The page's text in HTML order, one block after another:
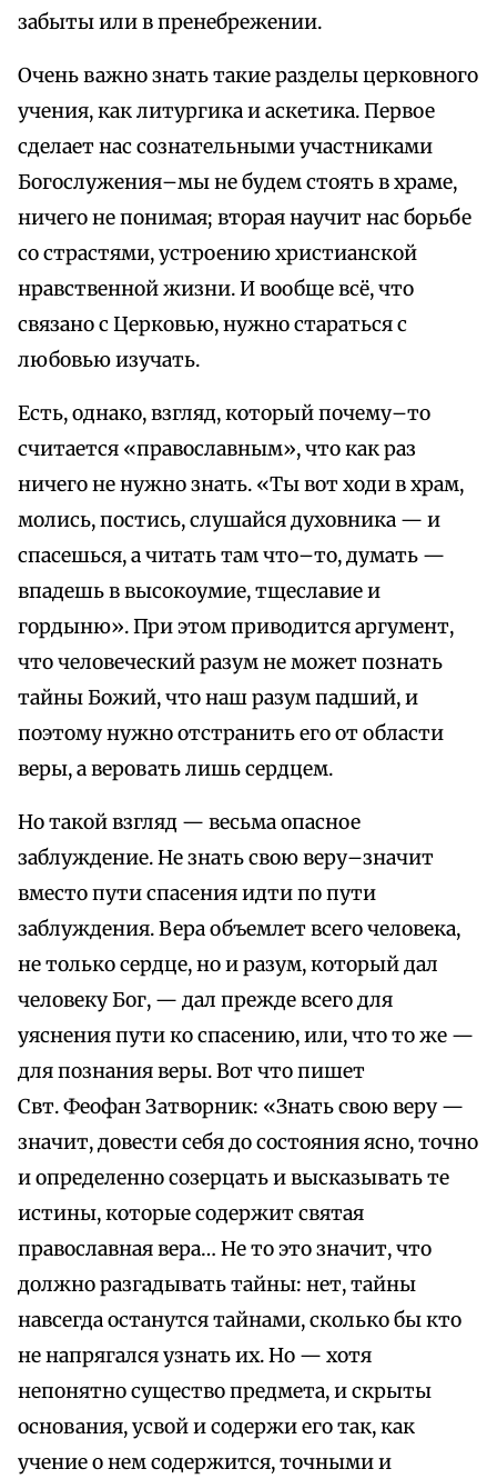
забыты или в пренебрежении.
Очень важно знать такие разделы церковного
учения, как литургика и аскетика. Первое
сделает нас сознательными участниками
Богослужения–мы не будем стоять в храме,
ничего не понимая; вторая научит нас борьбе
со страстями, устроению христианской
нравственной жизни. И вообще всё, что
связано с Церковью, нужно стараться с
любовью изучать.
Есть, однако, взгляд, который почему–то
считается «православным», что как раз
ничего не нужно знать. «Ты вот ходи в храм,
молись, постись, слушайся духовника — и
спасешься, а читать там что–то, думать —
впадешь в высокоумие, тщеславие и
гордыню». При этом приводится аргумент,
что человеческий разум не может познать
тайны Божий, что наш разум падший, и
поэтому нужно отстранить его от области
веры, а веровать лишь сердцем.
Но такой взгляд — весьма опасное
заблуждение. Не знать свою веру–значит
вместо пути спасения идти по пути
заблуждения. Вера объемлет всего человека,
не только сердце, но и разум, который дал
человеку Бог, — дал прежде всего для
уяснения пути ко спасению, или, что то же —
для познания веры. Вот что пишет
Свт. Феофан Затворник: «Знать свою веру —
значит, довести себя до состояния ясно, точно
и определенно созерцать и высказывать те
истины, которые содержит святая
православная вера… Не то это значит, что
должно разгадывать тайны: нет, тайны
навсегда останутся тайнами, сколько бы кто
не напрягался узнать их. Но — хотя
непонятно существо предмета, и скрыты
основания, усвой и содержи его так, как
учение о нем содержится, точными и